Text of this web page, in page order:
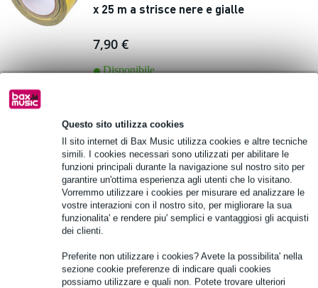
Questo sito utilizza cookies
Il sito internet di Bax Music utilizza cookies e altre tecniche
simili. I cookies necessari sono utilizzati per abilitare le
funzioni principali durante la navigazione sul nostro sito per
garantire un'ottima esperienza agli utenti che lo visitano.
Vorremmo utilizzare i cookies per misurare ed analizzare le
vostre interazioni con il nostro sito, per migliorare la sua
funzionalita' e rendere piu' semplici e vantaggiosi gli acquisti
dei clienti.
Preferite non utilizzare i cookies? Avete la possibilita' nella
sezione cookie preferenze di indicare quali cookies
possiamo utilizzare e quali non. Potete trovare ulteriori
x 25 m a strisce nere e gialle
7,90 €
Disponibile
4 Valutazioni
Nichiban nastro telato 1200 - 25 mm 50
m bianco
Prezzo consigliato 9,70 €
Disponibile
Aggiungi al carrello